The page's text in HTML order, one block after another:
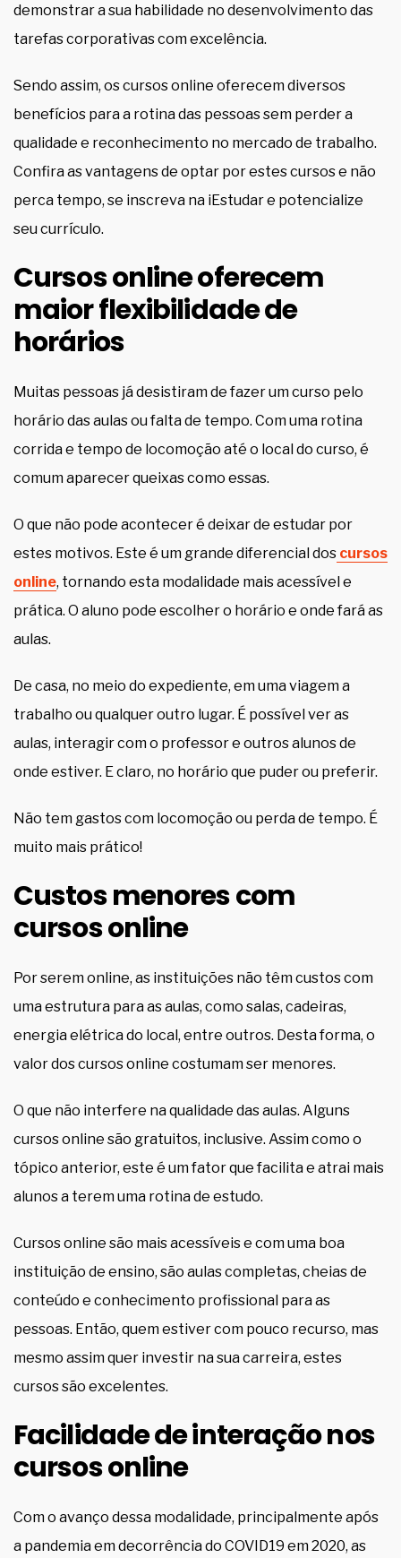
demonstrar a sua habilidade no desenvolvimento das
tarefas corporativas com excelência.
Sendo assim, os cursos online oferecem diversos
benefícios para a rotina das pessoas sem perder a
qualidade e reconhecimento no mercado de trabalho.
Confira as vantagens de optar por estes cursos e não
perca tempo, se inscreva na iEstudar e potencialize
seu currículo.
Cursos online oferecem
maior flexibilidade de
horários
Muitas pessoas já desistiram de fazer um curso pelo
horário das aulas ou falta de tempo. Com uma rotina
corrida e tempo de locomoção até o local do curso, é
comum aparecer queixas como essas.
O que não pode acontecer é deixar de estudar por
estes motivos. Este é um grande diferencial dos cursos
online, tornando esta modalidade mais acessível e
prática. O aluno pode escolher o horário e onde fará as
aulas.
De casa, no meio do expediente, em uma viagem a
trabalho ou qualquer outro lugar. É possível ver as
aulas, interagir com o professor e outros alunos de
onde estiver. E claro, no horário que puder ou preferir.
Não tem gastos com locomoção ou perda de tempo. É
muito mais prático!
Custos menores com
cursos online
Por serem online, as instituições não têm custos com
uma estrutura para as aulas, como salas, cadeiras,
energia elétrica do local, entre outros. Desta forma, o
valor dos cursos online costumam ser menores.
O que não interfere na qualidade das aulas. Alguns
cursos online são gratuitos, inclusive. Assim como o
tópico anterior, este é um fator que facilita e atrai mais
alunos a terem uma rotina de estudo.
Cursos online são mais acessíveis e com uma boa
instituição de ensino, são aulas completas, cheias de
conteúdo e conhecimento profissional para as
pessoas. Então, quem estiver com pouco recurso, mas
mesmo assim quer investir na sua carreira, estes
cursos são excelentes.
Facilidade de interação nos
cursos online
Com o avanço dessa modalidade, principalmente após
a pandemia em decorrência do COVID19 em 2020, as